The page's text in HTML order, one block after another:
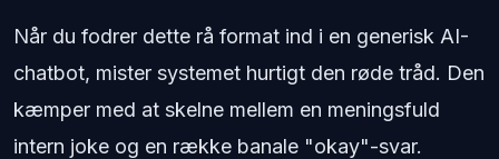
Når du fodrer dette rå format ind i en generisk AI-
chatbot, mister systemet hurtigt den røde tråd. Den
kæmper med at skelne mellem en meningsfuld
intern joke og en række banale "okay"-svar.